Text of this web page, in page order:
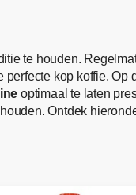
te houden.
kop koffie. Op
optimaal te laten
Ontdek